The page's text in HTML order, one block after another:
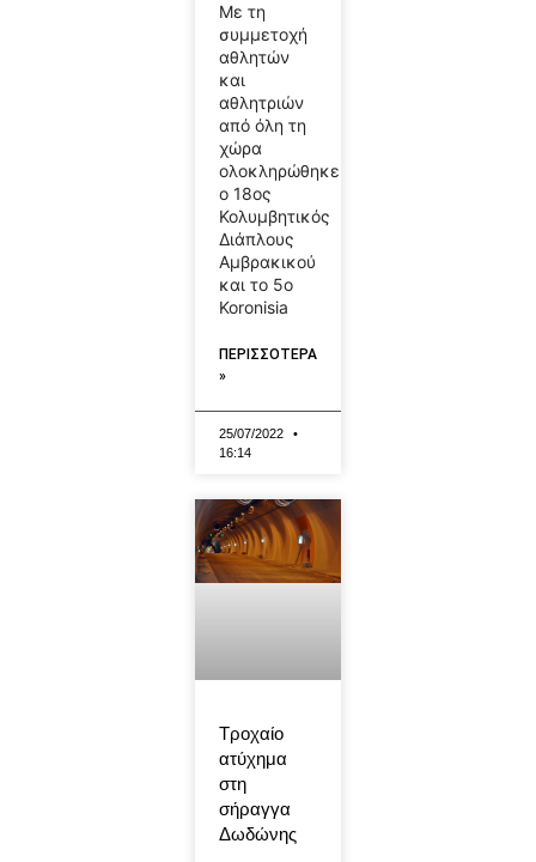
Με τη
συμμετοχή
αθλητών
και
αθλητριών
από όλη τη
χώρα
ολοκληρώθηκε
ο 18ος
Κολυμβητικός
Διάπλους
Αμβρακικού
και το 5ο
Koronisia
ΠΕΡΙΣΣΟΤΕΡΑ
»
25/07/2022
16:14
Τροχαίο
ατύχημα
στη
σήραγγα
Δωδώνης